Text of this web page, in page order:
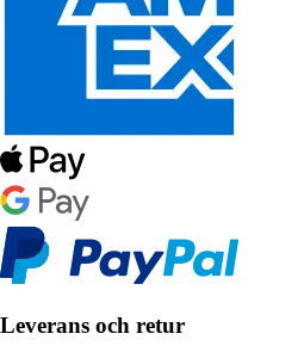
Leverans och retur